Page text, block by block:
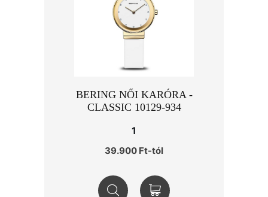
BERING NŐI KARÓRA -
CLASSIC 10129-934
1
39.900 Ft-tól